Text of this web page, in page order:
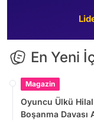
En Yeni
Magazin
Oyuncu Ülkü
Boşanma Davası